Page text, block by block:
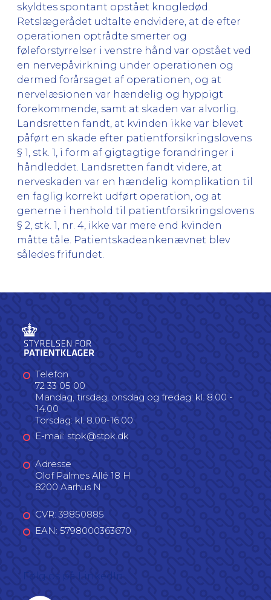
skyldtes spontant opstået knogledød.
Retslægerådet udtalte endvidere, at de efter
operationen optrådte smerter og
føleforstyrrelser i venstre hånd var opstået ved
en nervepåvirkning under operationen og
dermed forårsaget af operationen, og at
nervelæsionen var hændelig og hyppigt
forekommende, samt at skaden var alvorlig.
Landsretten fandt, at kvinden ikke var blevet
påført en skade efter patientforsikringslovens
§ 1, stk. 1, i form af gigtagtige forandringer i
håndleddet. Landsretten fandt videre, at
nerveskaden var en hændelig komplikation til
en faglig korrekt udført operation, og at
generne i henhold til patientforsikringslovens
§ 2, stk. 1, nr. 4, ikke var mere end kvinden
måtte tåle. Patientskadeankenævnet blev
således frifundet.
Telefon
72 33 05 00
Mandag, tirsdag, onsdag og fredag: kl. 8.00 -
14.00
Torsdag: kl. 8.00-16.00
E-mail: stpk@stpk.dk
Adresse
Olof Palmes Allé 18 H
8200 Aarhus N
CVR: 39850885
EAN: 5798000363670